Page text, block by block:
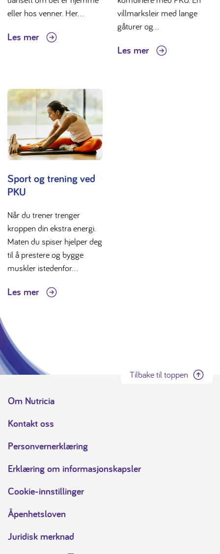
eller hos venner. Her...
Les mer
villmarksleir med lange
gåturer og...
Les mer
Sport og trening ved
PKU
Når du trener trenger
kroppen din ekstra energi.
Maten du spiser hjelper deg
til å prestere og bygge
muskler istedenfor...
Les mer
Tilbake til toppen
Om Nutricia
Kontakt oss
Personvernerklæring
Erklæring om informasjonskapsler
Cookie-innstillinger
Åpenhetsloven
Juridisk merknad